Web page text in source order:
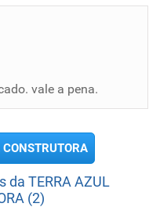
Serviços de
Laboratórios
sem condutor.
não especificados
de máquinas e
operador, exceto
combinados
prediais.
vale a pena.
da TERRA AZUL
(2)